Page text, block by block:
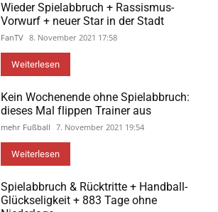
Wieder Spielabbruch + Rassismus-
Vorwurf + neuer Star in der Stadt
FanTV 8. November 2021 17:58
Weiterlesen
Kein Wochenende ohne Spielabbruch:
dieses Mal flippen Trainer aus
mehr Fußball 7. November 2021 19:54
Weiterlesen
Spielabbruch & Rücktritte + Handball-
Glückseligkeit + 883 Tage ohne